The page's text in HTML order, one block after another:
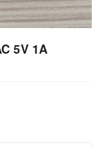
5V 1A